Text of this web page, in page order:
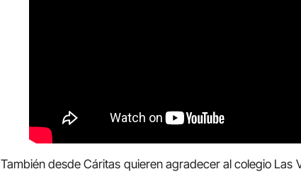
También desde Cáritas quieren agradecer al colegio Las